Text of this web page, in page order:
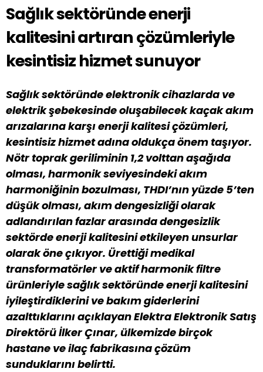
Sağlık sektöründe enerji
kalitesini artıran çözümleriyle
kesintisiz hizmet sunuyor
Sağlık sektöründe elektronik cihazlarda ve
elektrik şebekesinde oluşabilecek kaçak akım
arızalarına karşı enerji kalitesi çözümleri,
kesintisiz hizmet adına oldukça önem taşıyor.
Nötr toprak geriliminin 1,2 volttan aşağıda
olması, harmonik seviyesindeki akım
harmoniğinin bozulması, THDI’nın yüzde 5’ten
düşük olması, akım dengesizliği olarak
adlandırılan fazlar arasında dengesizlik
sektörde enerji kalitesini etkileyen unsurlar
olarak öne çıkıyor. Ürettiğimedikal
transformatörler ve aktif harmonik filtre
ürünleriyle sağlık sektöründe enerji kalitesini
iyileştirdiklerini ve bakım giderlerini
azalttıklarını açıklayan Elektra Elektronik Satış
Direktörü İlker Çınar, ülkemizde birçok
hastane ve ilaç fabrikasına çözüm
sunduklarını belirtti.